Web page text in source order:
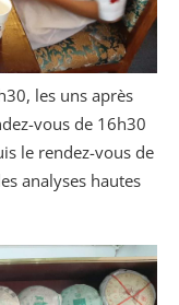
les uns après
vous de 16h30
le rendez-vous de
analyses hautes